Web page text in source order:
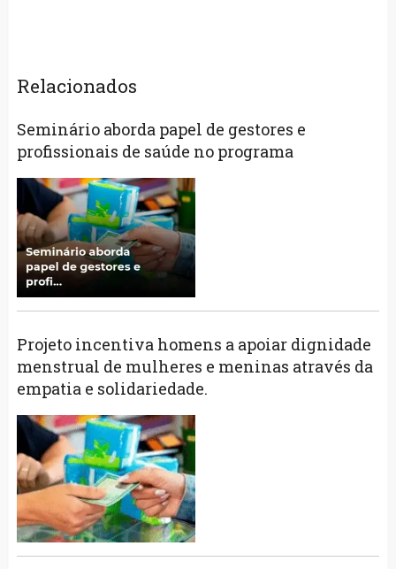
Relacionados
Seminário aborda papel de gestores e
profissionais de saúde no programa
Projeto incentiva homens a apoiar dignidade
menstrual de mulheres e meninas através da
empatia e solidariedade.